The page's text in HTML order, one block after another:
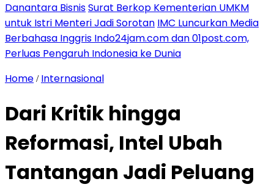
Danantara BisnisSurat Berkop Kementerian UMKM
untuk Istri Menteri Jadi Sorotan IMC Luncurkan Media
Berbahasa Inggris Indo24jam.com dan 01post.com,
Perluas Pengaruh Indonesia ke Dunia
Home / Internasional
Dari Kritik hingga
Reformasi, Intel Ubah
Tantangan Jadi Peluang